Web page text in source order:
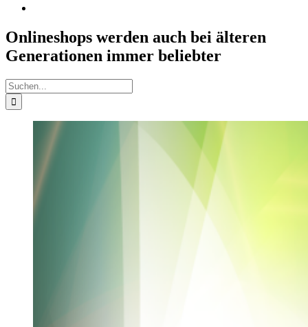
Onlineshops werden auch bei älteren
Generationen immer beliebter
Suche
nach: